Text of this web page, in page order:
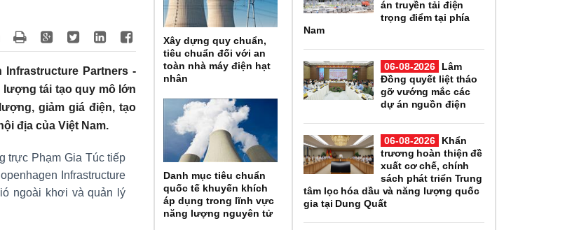
Partners -
lượng tái tạo quy mô lớn
giảm giá điện, tạo
địa của Việt Nam.
trực Phạm Gia Túc tiếp
Infrastructure
ngoài khơi và quản lý
Xây dựng quy chuẩn,
tiêu chuẩn đối với an
toàn nhà máy điện hạt
nhân
Danh mục tiêu chuẩn
quốc tế khuyến khích
áp dụng trong lĩnh vực
năng lượng nguyên tử
án truyền tải điện
trọng điểm tại phía
Nam
06-08-2026
Lâm
Đồng quyết liệt tháo
gỡ vướng mắc các
dự án nguồn điện
06-08-2026
Khẩn
trương hoàn thiện đề
xuất cơ chế, chính
sách phát triển Trung
tâm lọc hóa dầu và năng lượng quốc
gia tại Dung Quất